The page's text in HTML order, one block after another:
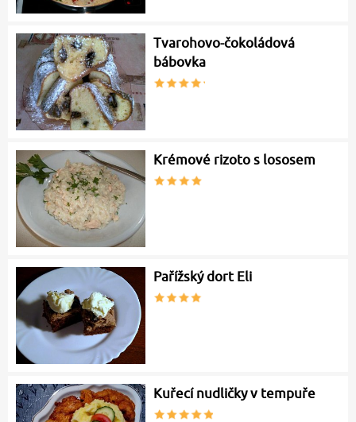
Tvarohovo-čokoládová
bábovka
Krémové rizoto s lososem
Pařížský dort Eli
Kuřecí nudličky v tempuře